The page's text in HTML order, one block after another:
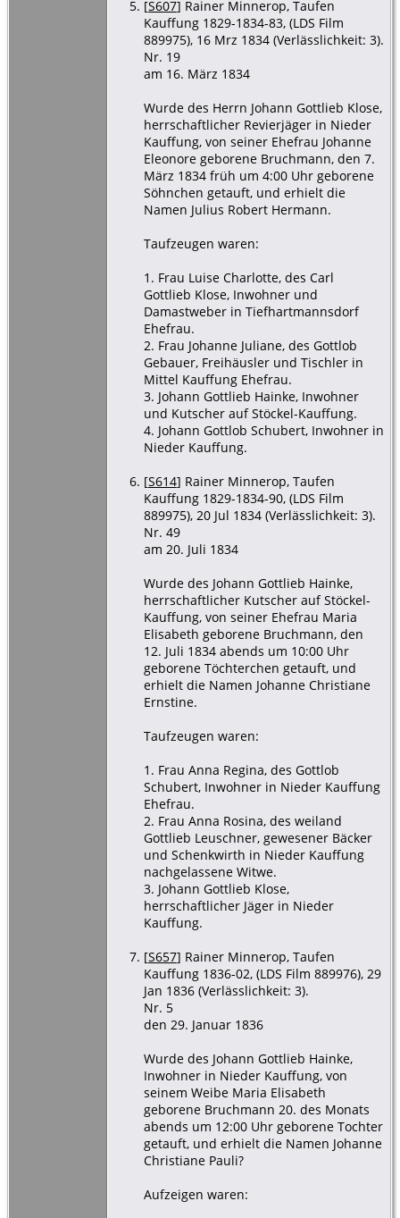
[S607] Rainer Minnerop, Taufen
Kauffung 1829-1834-83, (LDS Film
889975), 16 Mrz 1834 (Verlässlichkeit: 3).
Nr. 19
am 16. März 1834
Wurde des Herrn Johann Gottlieb Klose,
herrschaftlicher Revierjäger in Nieder
Kauffung, von seiner Ehefrau Johanne
Eleonore geborene Bruchmann, den 7.
März 1834 früh um 4:00 Uhr geborene
Söhnchen getauft, und erhielt die
Namen Julius Robert Hermann.
Taufzeugen waren:
1. Frau Luise Charlotte, des Carl
Gottlieb Klose, Inwohner und
Damastweber in Tiefhartmannsdorf
Ehefrau.
2. Frau Johanne Juliane, des Gottlob
Gebauer, Freihäusler und Tischler in
Mittel Kauffung Ehefrau.
3. Johann Gottlieb Hainke, Inwohner
und Kutscher auf Stöckel-Kauffung.
4. Johann Gottlob Schubert, Inwohner in
Nieder Kauffung.
[S614] Rainer Minnerop, Taufen
Kauffung 1829-1834-90, (LDS Film
889975), 20 Jul 1834 (Verlässlichkeit: 3).
Nr. 49
am 20. Juli 1834
Wurde des Johann Gottlieb Hainke,
herrschaftlicher Kutscher auf Stöckel-
Kauffung, von seiner Ehefrau Maria
Elisabeth geborene Bruchmann, den
12. Juli 1834 abends um 10:00 Uhr
geborene Töchterchen getauft, und
erhielt die Namen Johanne Christiane
Ernstine.
Taufzeugen waren:
1. Frau Anna Regina, des Gottlob
Schubert, Inwohner in Nieder Kauffung
Ehefrau.
2. Frau Anna Rosina, des weiland
Gottlieb Leuschner, gewesener Bäcker
und Schenkwirth in Nieder Kauffung
nachgelassene Witwe.
3. Johann Gottlieb Klose,
herrschaftlicher Jäger in Nieder
Kauffung.
[S657] Rainer Minnerop, Taufen
Kauffung 1836-02, (LDS Film 889976), 29
Jan 1836 (Verlässlichkeit: 3).
Nr. 5
den 29. Januar 1836
Wurde des Johann Gottlieb Hainke,
Inwohner in Nieder Kauffung, von
seinem Weibe Maria Elisabeth
geborene Bruchmann 20. des Monats
abends um 12:00 Uhr geborene Tochter
getauft, und erhielt die Namen Johanne
Christiane Pauli?
Aufzeigen waren: